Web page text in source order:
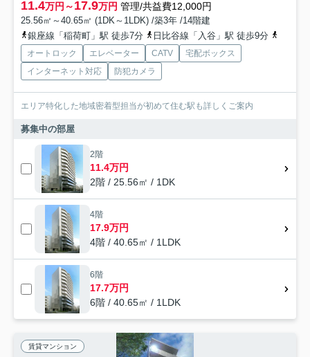
11.4万円～17.9万円 管理/共益費12,000円
25.56㎡～40.65㎡ (1DK～1LDK) /築3年 /14階建
銀座線「稲荷町」駅 徒歩7分
日比谷線「入谷」駅 徒歩9分
オートロック エレベーター CATV
宅配ボックス
インターネット対応
防犯カメラ
エリア特化した地域密着型担当が初めて住む駅も詳しくご案内
募集中の部屋
2階
11.4万円
2階 / 25.56㎡ / 1DK
4階
17.9万円
4階 / 40.65㎡ / 1LDK
6階
17.7万円
6階 / 40.65㎡ / 1LDK
賃貸マンション